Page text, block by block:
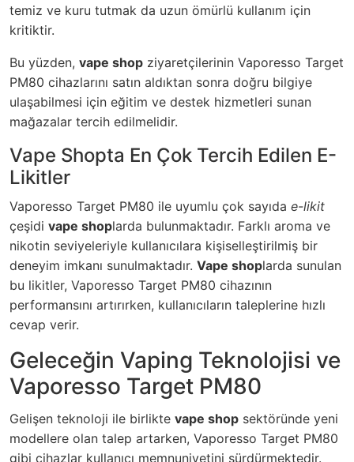
temiz ve kuru tutmak da uzun ömürlü kullanım için
kritiktir.
Bu yüzden, vape shop ziyaretçilerinin Vaporesso Target
PM80 cihazlarını satın aldıktan sonra doğru bilgiye
ulaşabilmesi için eğitim ve destek hizmetleri sunan
mağazalar tercih edilmelidir.
Vape Shopta En Çok Tercih Edilen E-
Likitler
Vaporesso Target PM80 ile uyumlu çok sayıda e-likit
çeşidi vape shoplarda bulunmaktadır. Farklı aroma ve
nikotin seviyeleriyle kullanıcılara kişiselleştirilmiş bir
deneyim imkanı sunulmaktadır. Vape shoplarda sunulan
bu likitler, Vaporesso Target PM80 cihazının
performansını artırırken, kullanıcıların taleplerine hızlı
cevap verir.
Geleceğin Vaping Teknolojisi ve
Vaporesso Target PM80
Gelişen teknoloji ile birlikte vape shop sektöründe yeni
modellere olan talep artarken, Vaporesso Target PM80
gibi cihazlar kullanıcı memnuniyetini sürdürmektedir.